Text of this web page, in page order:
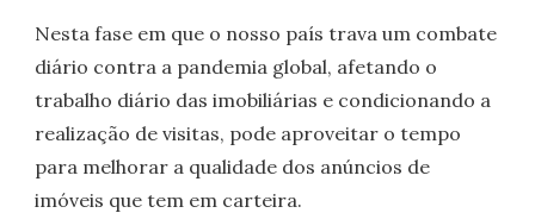
Nesta fase em que o nosso país trava um combate
diário contra a pandemia global, afetando o
trabalho diário das imobiliárias e condicionando a
realização de visitas, pode aproveitar o tempo
para melhorar a qualidade dos anúncios de
imóveis que tem em carteira.